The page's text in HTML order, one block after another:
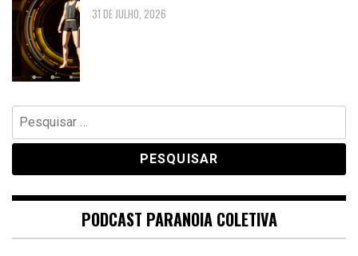
31 DE JULHO, 2026
Pesquisar
por:
PODCAST PARANOIA COLETIVA